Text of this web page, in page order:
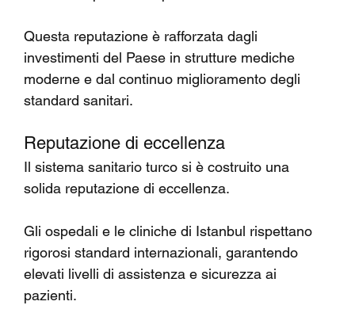
Questa reputazione è rafforzata dagli
investimenti del Paese in strutture mediche
moderne e dal continuo miglioramento degli
standard sanitari.
Reputazione di eccellenza
Il sistema sanitario turco si è costruito una
solida reputazione di eccellenza.
Gli ospedali e le cliniche di Istanbul rispettano
rigorosi standard internazionali, garantendo
elevati livelli di assistenza e sicurezza ai
pazienti.